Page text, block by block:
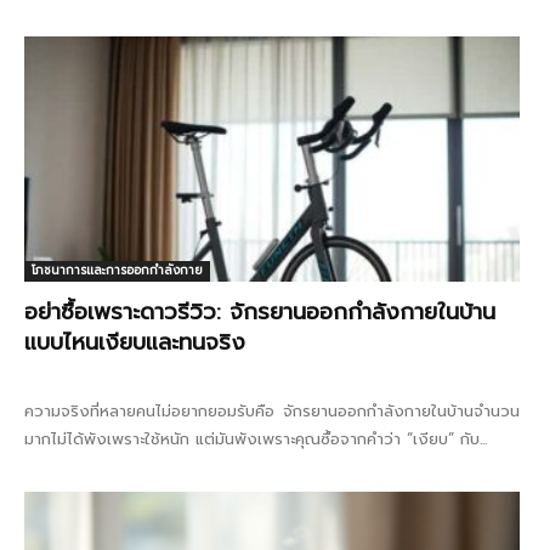
โภชนาการและการออกกำลังกาย
อย่าซื้อเพราะดาวรีวิว: จักรยานออกกำลังกายในบ้าน
แบบไหนเงียบและทนจริง
ความจริงที่หลายคนไม่อยากยอมรับคือ จักรยานออกกำลังกายในบ้านจำนวน
มากไม่ได้พังเพราะใช้หนัก แต่มันพังเพราะคุณซื้อจากคำว่า “เงียบ” กับ...